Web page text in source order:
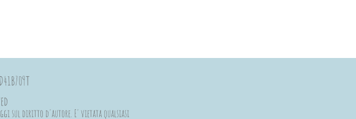
sul diritto d'autore. E' vietata qualsiasi